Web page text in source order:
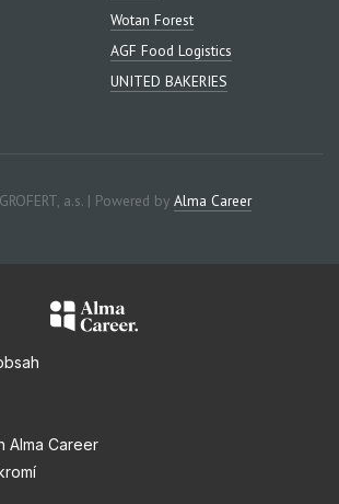
Wotan Forest
AGF Food Logistics
UNITED BAKERIES
a.s. | Powered by Alma Career
Alma Career